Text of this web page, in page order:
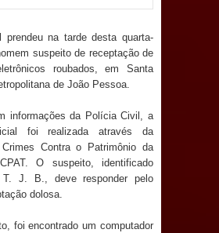
Memorial Augusto dos
oxigênio do Estado
de Direito – Bacharela
de maneira inédita no mundo
na tarde desta quarta-
suspeito de receptação de
roubados, em Santa
de João Pessoa.
informações da Polícia Civil, a
foi realizada através da
Contra o Patrimônio da
O suspeito, identificado
T. J. B., deve responder pelo
dolosa.
foi encontrado um computador